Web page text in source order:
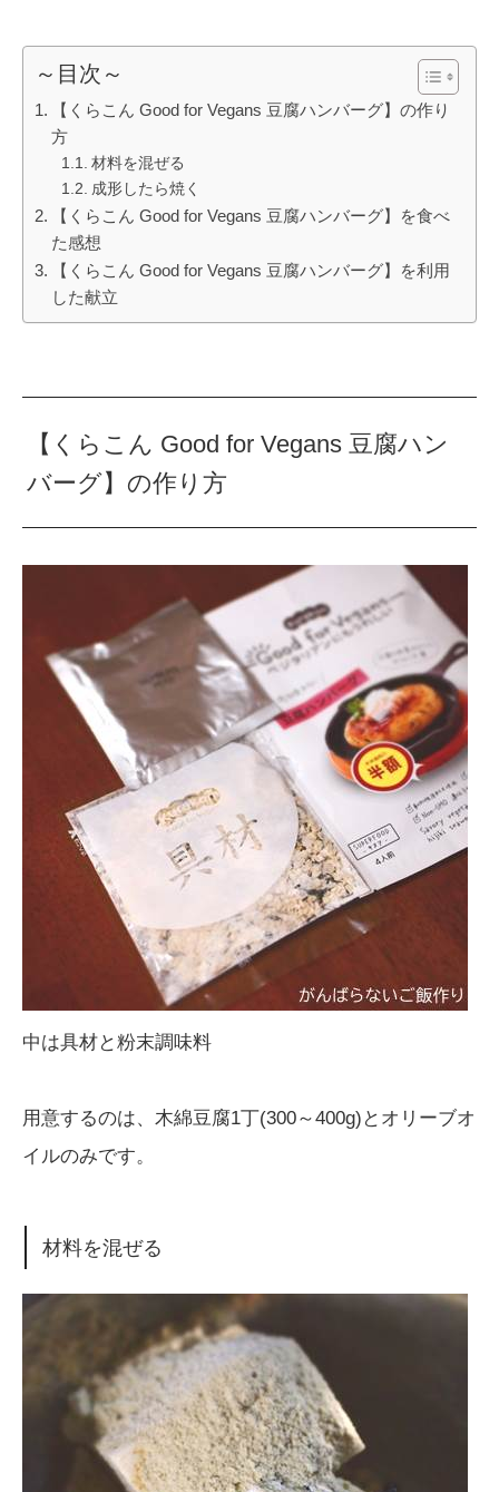
～目次～
【くらこん Good for Vegans 豆腐ハンバーグ】の作り
方
材料を混ぜる
成形したら焼く
【くらこん Good for Vegans 豆腐ハンバーグ】を食べ
た感想
【くらこん Good for Vegans 豆腐ハンバーグ】を利用
した献立
【くらこん Good for Vegans 豆腐ハン
バーグ】の作り方
中は具材と粉末調味料
用意するのは、木綿豆腐1丁(300～400g)とオリーブオ
イルのみです。
材料を混ぜる